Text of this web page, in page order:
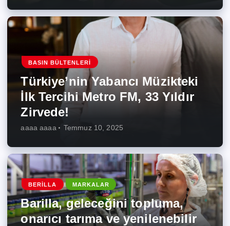
BASIN BÜLTENLERI
Türkiye’nin Yabancı Müzikteki
İlk Tercihi Metro FM, 33 Yıldır
Zirvede!
aaaa aaaa Temmuz 10, 2025
BERILLA MARKALAR
Barilla, geleceğini topluma,
onarıcı tarıma ve yenilenebilir